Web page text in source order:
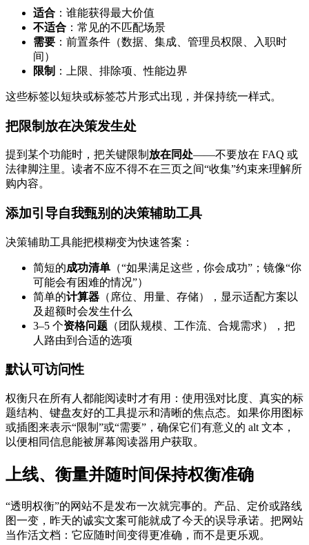
适合 ：谁能获得最大价值
不适合 ：常见的不匹配场景
需要 ：前置条件（数据、集成、管理员权限、入职时
间）
限制 ：上限、排除项、性能边界
这些标签以短块或标签芯片形式出现，并保持统一样式。
把限制放在决策发生处
提到某个功能时，把关键限制 放在同处——不要放在 FAQ 或
法律脚注里。读者不应不得不在三页之间“收集”约束来理解所
购内容。
添加引导自我甄别的决策辅助工具
决策辅助工具能把模糊变为快速答案：
简短的成功清单 （“如果满足这些，你会成功”；镜像“你
可能会有困难的情况”）
简单的计算器 （席位、用量、存储），显示适配方案以
及超额时会发生什么
3–5 个资格问题 （团队规模、工作流、合规需求），把
人路由到合适的选项
默认可访问性
权衡只在所有人都能阅读时才有用：使用强对比度、真实的标
题结构、键盘友好的工具提示和清晰的焦点态。如果你用图标
或插图来表示“限制”或“需要”，确保它们有意义的 alt 文本，
以便相同信息能被屏幕阅读器用户获取。
上线、衡量并随时间保持权衡准确
“透明权衡”的网站不是发布一次就完事的。产品、定价或路线
图一变，昨天的诚实文案可能就成了今天的误导承诺。把网站
当作活文档：它应随时间变得更准确，而不是更乐观。